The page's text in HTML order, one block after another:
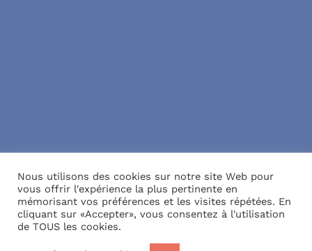
Réalisation Intrasite – Anonymes
Nous utilisons des cookies sur notre site Web pour
vous offrir l'expérience la plus pertinente en
mémorisant vos préférences et les visites répétées. En
cliquant sur «Accepter», vous consentez à l'utilisation
de TOUS les cookies.